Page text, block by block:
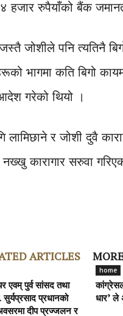
हजार रुपैयाँको बैंक
जोशीले पनि त्यतिनै
भागमा कति बिगो
गरेको थियो ।
लामिछाने र जोशी दुवै
कारागार सरुवा
ARTICLES
एवम् पुर्व सांसद तथा
प्रधानको
दीप प्रज्जलन र
home
धार’ ले